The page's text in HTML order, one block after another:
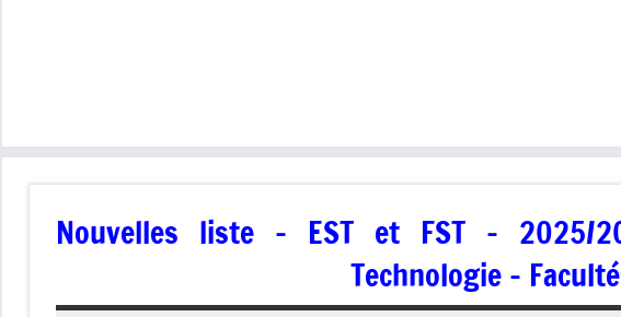
Nouvelles liste – EST et FST – 2025/
Technologie –